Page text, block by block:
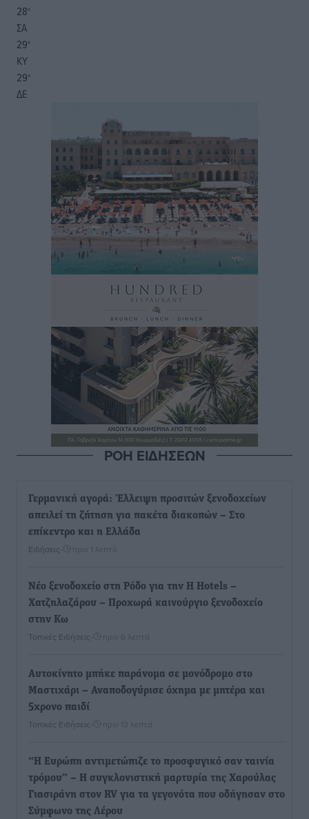
28°
ΣΑ
29°
ΚΥ
29°
ΔΕ
ΡΟΗ ΕΙΔΗΣΕΩΝ
Γερμανική αγορά: Έλλειψη προσιτών ξενοδοχείων
απειλεί τη ζήτηση για πακέτα διακοπών – Στο
επίκεντρο και η Ελλάδα
Ειδήσεις πριν 1 λεπτό
Νέο ξενοδοχείο στη Ρόδο για την H Hotels –
Χατζηλαζάρου – Προχωρά καινούργιο ξενοδοχείο
στην Κω
Τοπικές Ειδήσεις πριν 6 λεπτά
Αυτοκίνητο μπήκε παράνομα σε μονόδρομο στο
Μαστιχάρι – Αναποδογύρισε όχημα με μητέρα και
5χρονο παιδί
Τοπικές Ειδήσεις πριν 13 λεπτά
“Η Ευρώπη αντιμετώπιζε το προσφυγικό σαν ταινία
τρόμου” – Η συγκλονιστική μαρτυρία της Χαρούλας
Γιασιράνη στον RV για τα γεγονότα που οδήγησαν στο
Σύμφωνο της Λέρου